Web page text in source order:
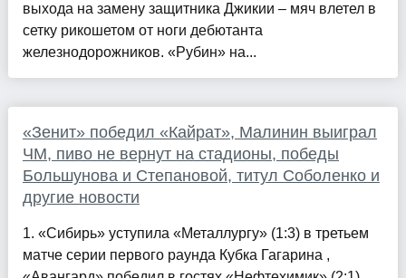
выхода на замену защитника Джикии – мяч влетел в
сетку рикошетом от ноги дебютанта
железнодорожников. «Рубин» на...
«Зенит» победил «Кайрат», Малинин выиграл
ЧМ, пиво не вернут на стадионы, победы
Большунова и Степановой, титул Соболенко и
другие новости
1. «Сибирь» уступила «Металлургу» (1:3) в третьем
матче серии первого раунда Кубка Гагарина ,